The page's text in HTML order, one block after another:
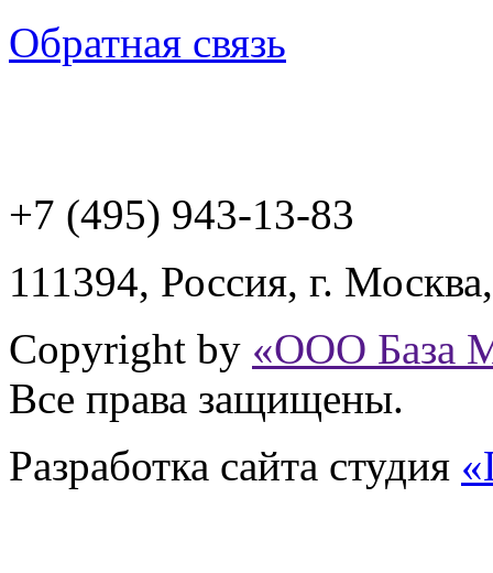
Обратная связь
+7 (495) 943-13-83
111394, Россия, г. Москва
Copyright by «ООО База
Все права защищены.
Разработка сайта студия